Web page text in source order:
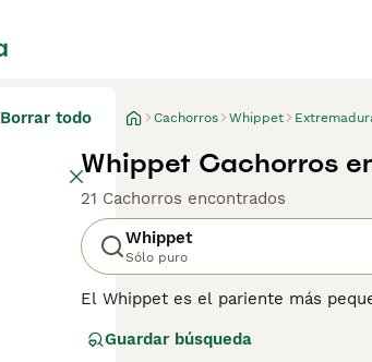
Borrar todo Cachorros Whippet
Whippet Cachorros
21 Cachorros encontrados
Whippet
Sólo puro
El Whippet es el pariente más
muchas personas en todo el país.
Guardar búsqueda